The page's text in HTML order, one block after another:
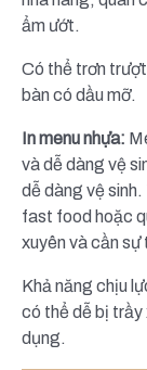
ẩm ướt.
Có thể trơn
bàn có dầu mỡ.
In menu nhựa:
và dễ dàng vệ
dễ dàng vệ
fast food hoặc
xuyên và cần sự
Khả năng chịu
có thể dễ bị trầy
dụng.